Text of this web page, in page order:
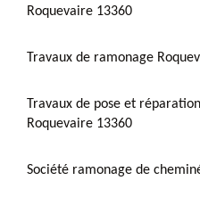
Roquevaire 13360
Travaux de ramonage
Travaux de pose et
Roquevaire 13360
Société ramonage de